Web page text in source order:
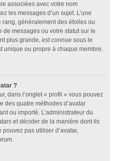
associées avec votre nom
les messages d’un sujet. L’une
rang, généralement des étoiles ou
messages ou votre statut sur le
plus grande, est connue sous le
unique ou propre à chaque membre.
?
dans l’onglet « profil » vous pouvez
des quatre méthodes d’avatar
ou importé. L’administrateur du
et décider de la manière dont ils
pas utiliser d’avatar,